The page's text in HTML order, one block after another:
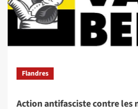
Flandres
Action antifasciste contre les